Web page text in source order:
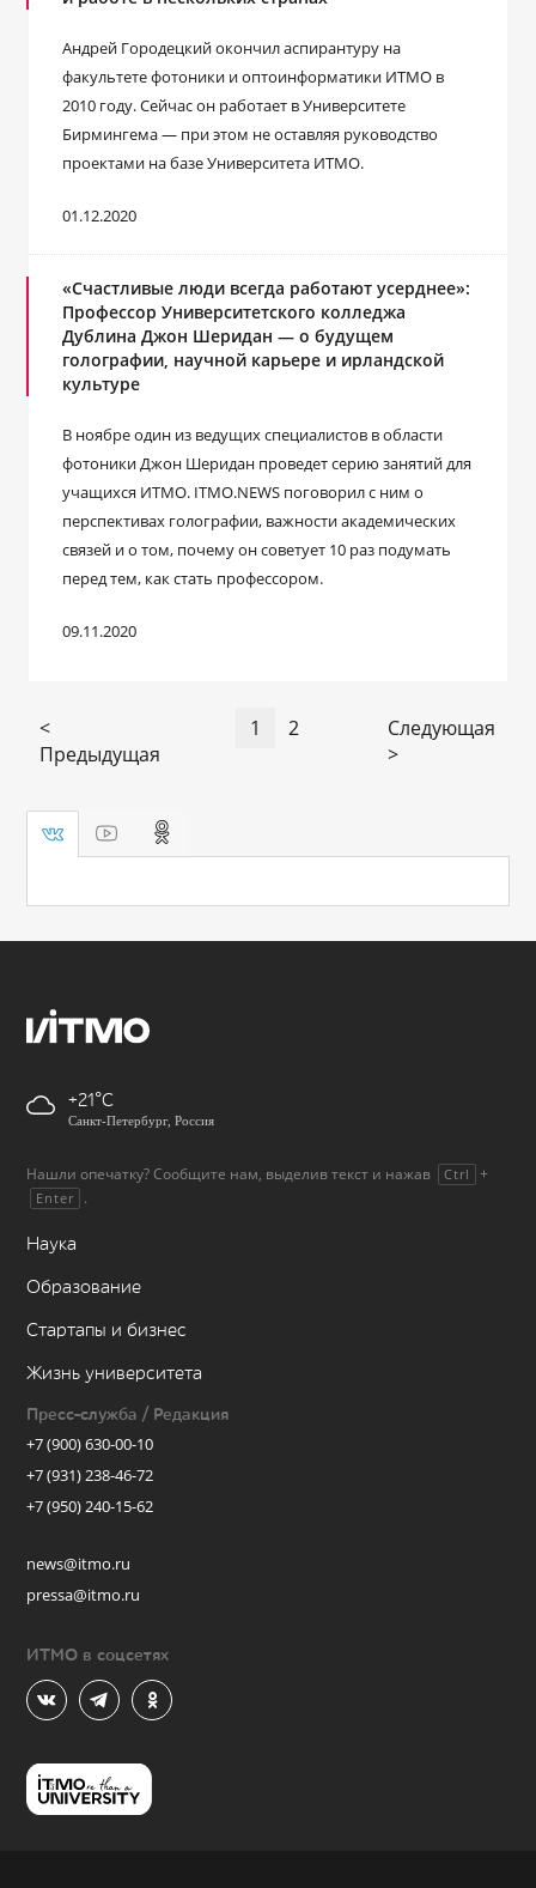
Андрей Городецкий окончил аспирантуру на
факультете фотоники и оптоинформатики ИТМО в
2010 году. Сейчас он работает в Университете
Бирмингема — при этом не оставляя руководство
проектами на базе Университета ИТМО.
01.12.2020
«Счастливые люди всегда работают усерднее»:
Профессор Университетского колледжа
Дублина Джон Шеридан ― о будущем
голографии, научной карьере и ирландской
культуре
В ноябре один из ведущих специалистов в области
фотоники Джон Шеридан проведет серию занятий для
учащихся ИТМО. ITMO.NEWS поговорил с ним о
перспективах голографии, важности академических
связей и о том, почему он советует 10 раз подумать
перед тем, как стать профессором.
09.11.2020
<
Предыдущая
1 2
Следующая
>
+21
Санкт-Петербург, Россия
Нашли опечатку? Сообщите нам, выделив текст и нажав Ctrl +
Enter .
Наука
Образование
Стартапы и бизнес
Жизнь университета
Пресс-служба / Редакция
+7 (900) 630-00-10
+7 (931) 238-46-72
+7 (950) 240-15-62
news@itmo.ru
pressa@itmo.ru
ИТМО в соцсетях